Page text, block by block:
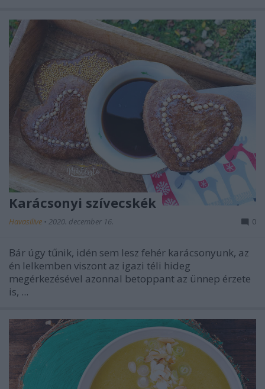
Karácsonyi szívecskék
Havasilive • 2020. december 16. 0
Bár úgy tűnik, idén sem lesz fehér karácsonyunk, az
én lelkemben viszont az igazi téli hideg
megérkezésével azonnal betoppant az ünnep érzete
is, ...